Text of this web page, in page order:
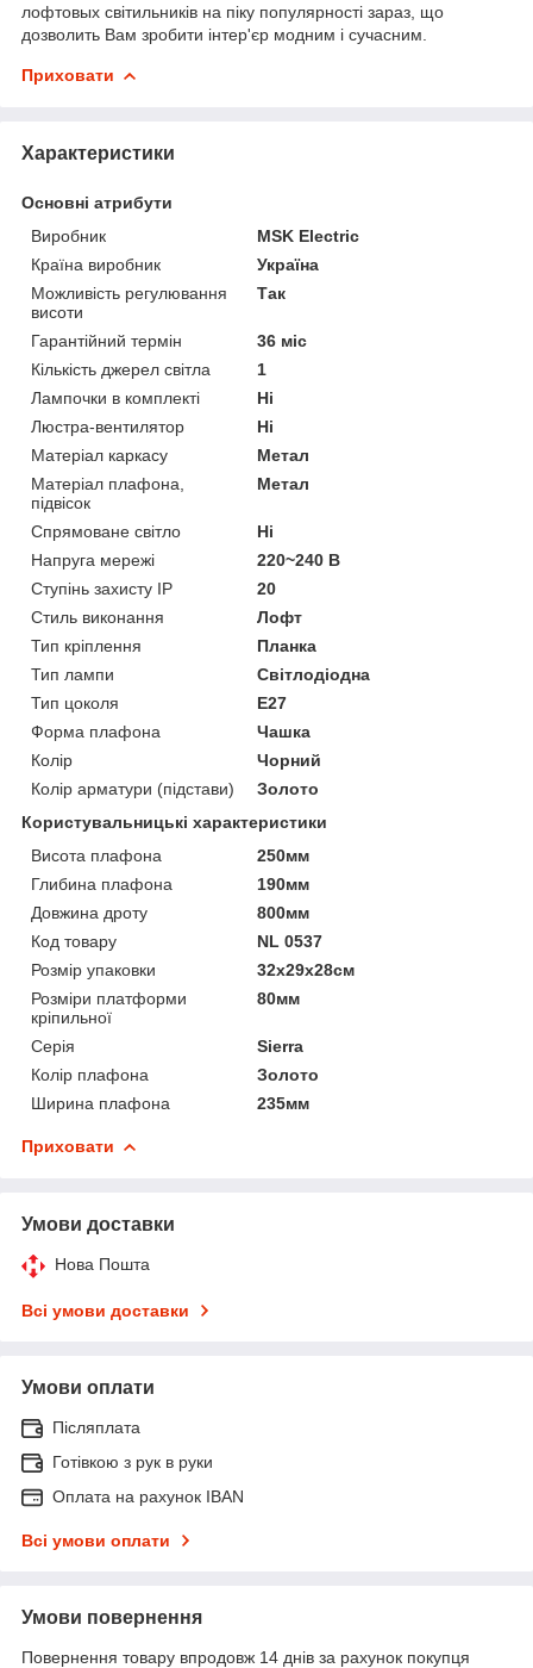
лофтовых світильників на піку популярності зараз, що
дозволить Вам зробити інтер'єр модним і сучасним.
Приховати
Характеристики
Основні атрибути
Виробник
MSK Electric
Країна виробник
Україна
Можливість регулювання
висоти
Так
Гарантійний термін
36 міс
Кількість джерел світла
1
Лампочки в комплекті
Ні
Люстра-вентилятор
Ні
Матеріал каркасу
Метал
Матеріал плафона,
підвісок
Метал
Спрямоване світло
Ні
Напруга мережі
220~240 В
Ступінь захисту IP
20
Стиль виконання
Лофт
Тип кріплення
Планка
Тип лампи
Світлодіодна
Тип цоколя
E27
Форма плафона
Чашка
Колір
Чорний
Колір арматури (підстави)
Золото
Користувальницькі характеристики
Висота плафона
250мм
Глибина плафона
190мм
Довжина дроту
800мм
Код товару
NL 0537
Розмір упаковки
32х29х28см
Розміри платформи
кріпильної
80мм
Серія
Sierra
Колір плафона
Золото
Ширина плафона
235мм
Приховати
Умови доставки
Нова Пошта
Всі умови доставки
Умови оплати
Післяплата
Готівкою з рук в руки
Оплата на рахунок IBAN
Всі умови оплати
Умови повернення
Повернення товару впродовж 14 днів за рахунок покупця